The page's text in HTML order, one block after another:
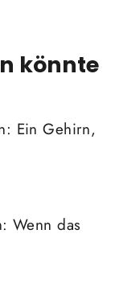
könnte
Ein Gehirn,
Wenn das